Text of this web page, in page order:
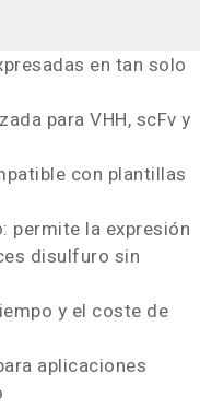
en tan solo
para VHH, scFv y
con plantillas
permite la expresión
disulfuro sin
y el coste de
aplicaciones